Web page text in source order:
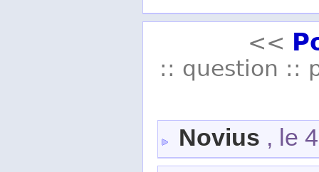
<<
:: question ::
Novius , le